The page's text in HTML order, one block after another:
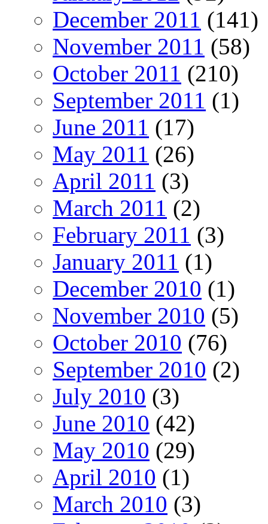
December 2011 (141)
November 2011 (58)
October 2011 (210)
September 2011 (1)
June 2011 (17)
May 2011 (26)
April 2011 (3)
March 2011 (2)
February 2011 (3)
January 2011 (1)
December 2010 (1)
November 2010 (5)
October 2010 (76)
September 2010 (2)
July 2010 (3)
June 2010 (42)
May 2010 (29)
April 2010 (1)
March 2010 (3)